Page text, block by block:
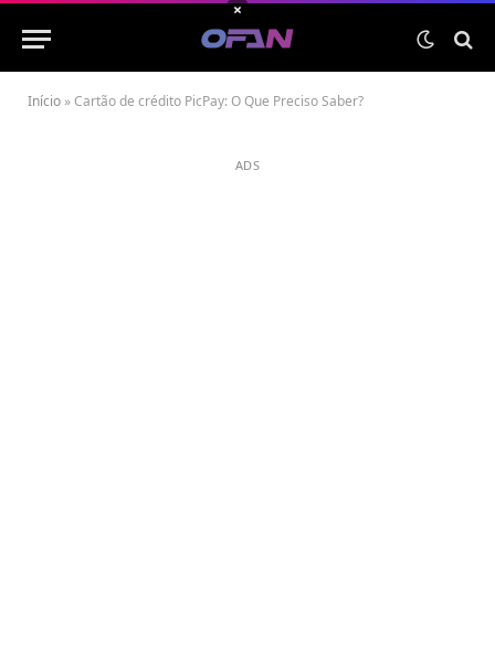
Início »Cartão de crédito PicPay: O Que Preciso Saber?
ADS
×